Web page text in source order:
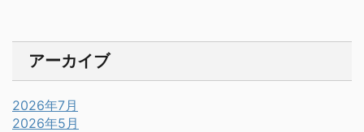
アーカイブ
2026年7月
2026年5月